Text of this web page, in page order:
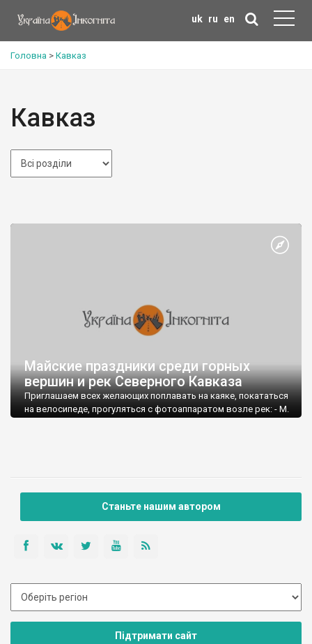
uk ru en
Головна > Кавказ
Кавказ
Майские праздники среди горных
вершин и рек Северного Кавказа
Приглашаем всех желающих поплавать на каяке, покататься
на велосипеде, прогуляться с фотоаппаратом возле рек: - М.
Станьте нашим автором
Підтримати сайт